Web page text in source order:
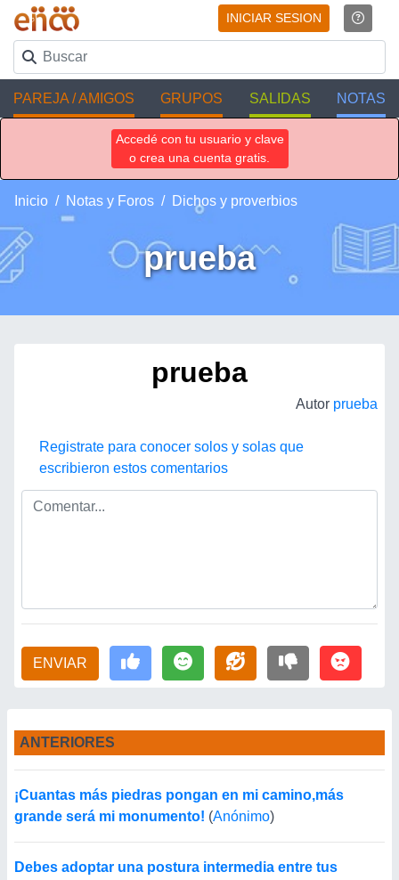
INICIAR SESION
PAREJA / AMIGOS GRUPOS SALIDAS NOTAS
Accedé con tu usuario y clave
o crea una cuenta gratis.
Inicio Notas y Foros Dichos y proverbios
prueba
prueba
Autor prueba
Registrate para conocer solos y solas que
escribieron estos comentarios
ENVIAR
ANTERIORES
¡Cuantas más piedras pongan en mi camino,más
grande será mi monumento! (Anónimo)
Debes adoptar una postura intermedia entre tus